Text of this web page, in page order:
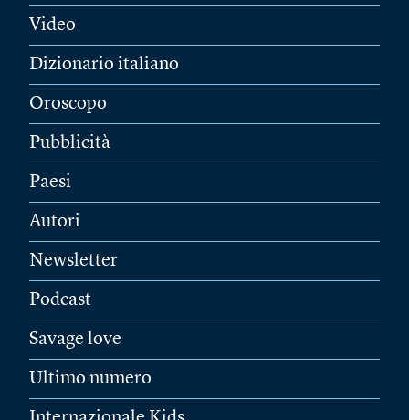
Video
Dizionario italiano
Oroscopo
Pubblicità
Paesi
Autori
Newsletter
Podcast
Savage love
Ultimo numero